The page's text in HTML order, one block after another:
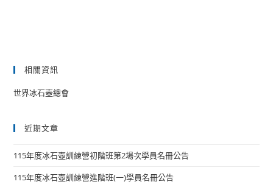
相關資訊
世界冰石壺總會
近期文章
115年度冰石壺訓練營初階班第2場次學員名冊公告
115年度冰石壺訓練營進階班(一)學員名冊公告